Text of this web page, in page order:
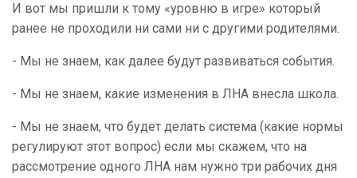
И вот мы пришли к тому «уровню в игре» который
ранее не проходили ни сами ни с другими родителями.
- Мы не знаем, как далее будут развиваться события.
- Мы не знаем, какие изменения в ЛНА внесла школа.
- Мы не знаем, что будет делать система (какие нормы
регулируют этот вопрос) если мы скажем, что на
рассмотрение одного ЛНА нам нужно три рабочих дня